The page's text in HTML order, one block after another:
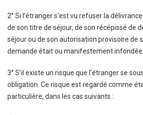
2° Si l’étranger s’est vu refuser la
de son titre de séjour, de son récépissé de
séjour ou de son autorisation provisoire de
demande était ou manifestement infondée
3° S’il existe un risque que l’étranger se
obligation. Ce risque est regardé comme
particulière, dans les cas suivants :